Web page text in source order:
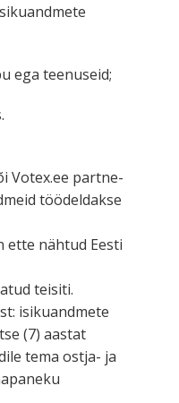
ega teenuseid;
Votex.ee partne­
töödel­dakse
ette nähtud Eesti
teisiti.
isiku­andmete
(7) aastat
tema ostja- ja